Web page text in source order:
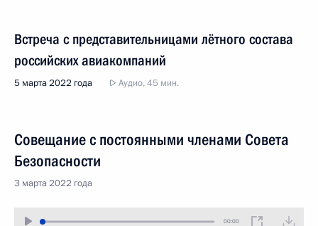
Встреча с представительницами лётного состава
российских авиакомпаний
5 марта 2022 года Аудио, 45 мин.
Совещание с постоянными членами Совета
Безопасности
3 марта 2022 года
00:00